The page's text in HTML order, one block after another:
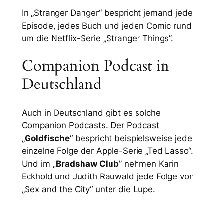
In „Stranger Danger“ bespricht jemand jede
Episode, jedes Buch und jeden Comic rund
um die Netflix-Serie „Stranger Things”.
Companion Podcast in
Deutschland
Auch in Deutschland gibt es solche
Companion Podcasts. Der Podcast
„Goldfische“ bespricht beispielsweise jede
einzelne Folge der Apple-Serie „Ted Lasso“.
Und im „Bradshaw Club” nehmen Karin
Eckhold und Judith Rauwald jede Folge von
„Sex and the City“ unter die Lupe.